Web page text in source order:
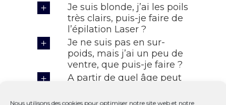
Nous utilisons des cookies pour optimiser notre site web et notre
Je suis blonde, j’ai les poils
très clairs, puis-je faire de
l’épilation Laser ?
Je ne suis pas en sur-
poids, mais j’ai un peu de
ventre, que puis-je faire ?
A partir de quel âge peut
injections ?